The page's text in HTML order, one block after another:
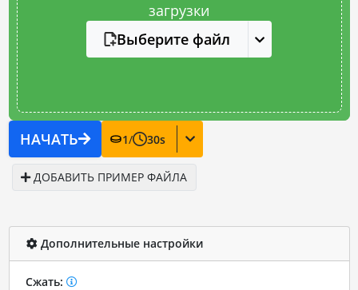
загрузки
Выберите файл
НАЧАТЬ 1/ 30s
ДОБАВИТЬ ПРИМЕР ФАЙЛА
Дополнительные настройки
Сжать: